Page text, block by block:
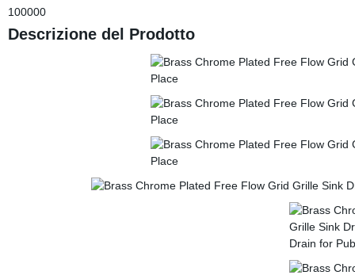
100000
Descrizione del Prodotto